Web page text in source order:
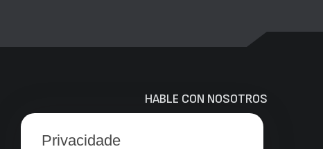
HABLE CON NOSOTROS
Privacidade